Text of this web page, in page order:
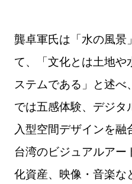
龔卓軍氏は「水の風景
て、「文化とは土地や
ステムである」と述べ
では五感体験、デジ
入型空間デザインを融
台湾のビジュアルアー
化資産、映像・音楽な